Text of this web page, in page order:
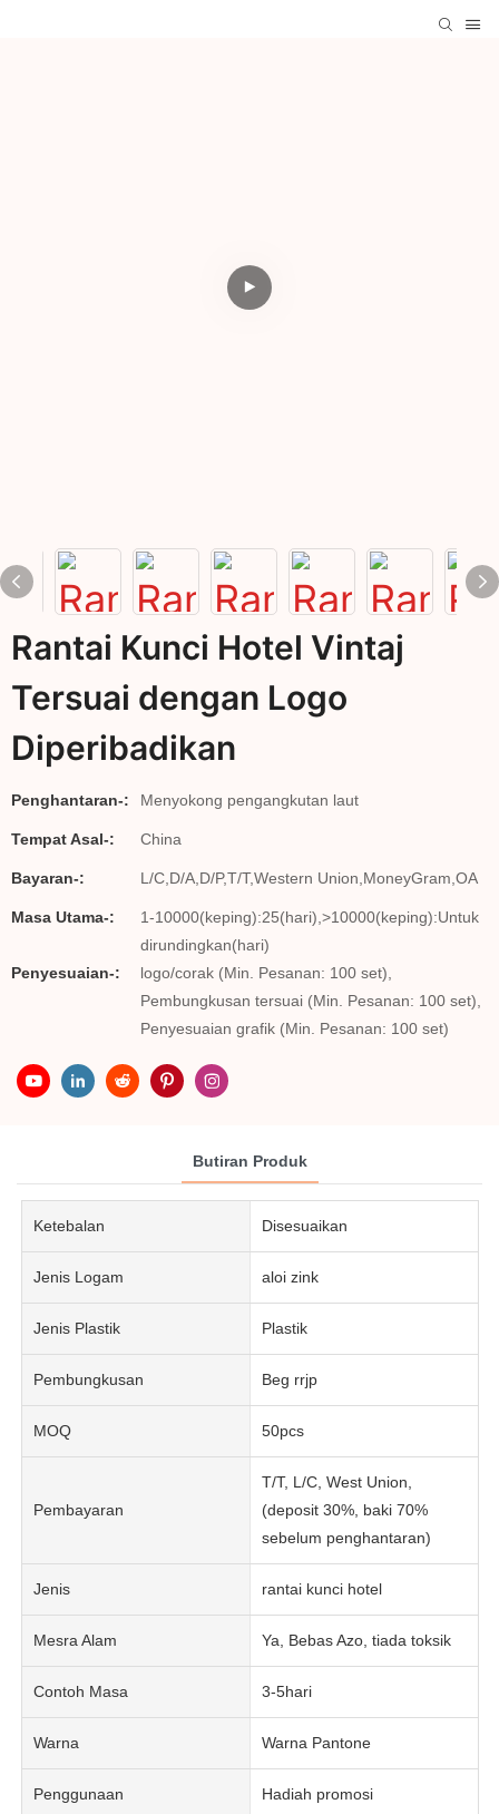
Rantai Kunci Hotel Vintaj
Tersuai dengan Logo
Diperibadikan
Penghantaran-: Menyokong pengangkutan laut
Tempat Asal-: China
Bayaran-: L/C,D/A,D/P,T/T,Western Union,MoneyGram,OA
Masa Utama-:
1-10000(keping):25(hari),>10000(keping):Untuk
dirundingkan(hari)
Penyesuaian-:
logo/corak (Min. Pesanan: 100 set),
Pembungkusan tersuai (Min. Pesanan: 100 set),
Penyesuaian grafik (Min. Pesanan: 100 set)
Butiran Produk
Ketebalan Disesuaikan
Jenis Logam aloi zink
Jenis Plastik Plastik
Pembungkusan Beg rrjp
MOQ 50pcs
Pembayaran
T/T, L/C, West Union,
(deposit 30%, baki 70%
sebelum penghantaran)
Jenis rantai kunci hotel
Mesra Alam Ya, Bebas Azo, tiada toksik
Contoh Masa 3-5hari
Warna Warna Pantone
Penggunaan Hadiah promosi